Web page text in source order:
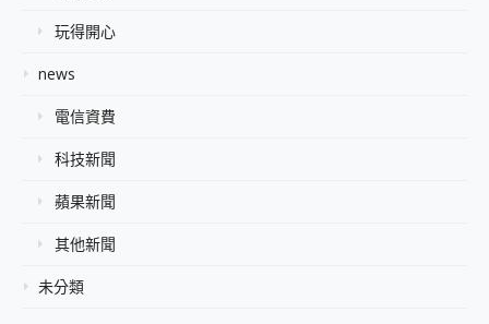
玩得開心
news
電信資費
科技新聞
蘋果新聞
其他新聞
未分類